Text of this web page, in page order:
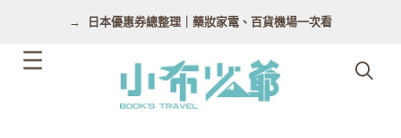
日本優惠券總整理｜藥妝家電、百貨機場一次看